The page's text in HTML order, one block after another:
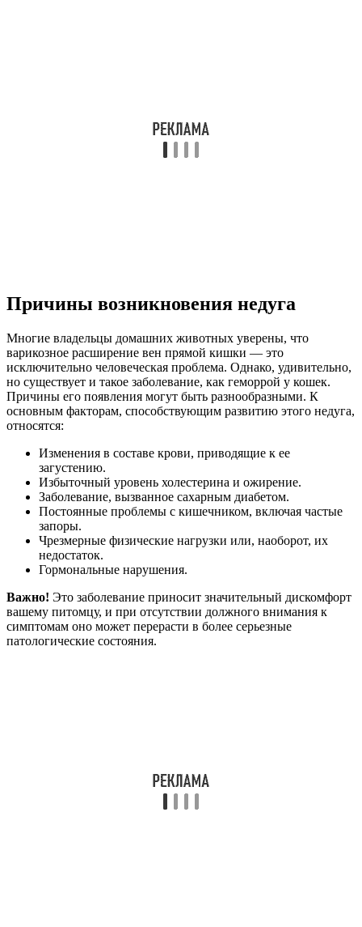
Причины возникновения недуга
Многие владельцы домашних животных уверены, что
варикозное расширение вен прямой кишки — это
исключительно человеческая проблема. Однако, удивительно,
но существует и такое заболевание, как геморрой у кошек.
Причины его появления могут быть разнообразными. К
основным факторам, способствующим развитию этого недуга,
относятся:
Изменения в составе крови, приводящие к ее
загустению.
Избыточный уровень холестерина и ожирение.
Заболевание, вызванное сахарным диабетом.
Постоянные проблемы с кишечником, включая частые
запоры.
Чрезмерные физические нагрузки или, наоборот, их
недостаток.
Гормональные нарушения.
Важно! Это заболевание приносит значительный дискомфорт
вашему питомцу, и при отсутствии должного внимания к
симптомам оно может перерасти в более серьезные
патологические состояния.